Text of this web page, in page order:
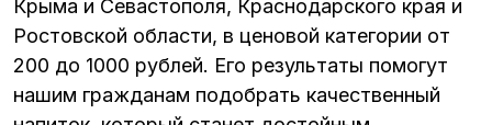
Крыма и Севастополя, Краснодарского края и
Ростовской области, в ценовой категории от
200 до 1000 рублей. Его результаты помогут
нашим гражданам подобрать качественный